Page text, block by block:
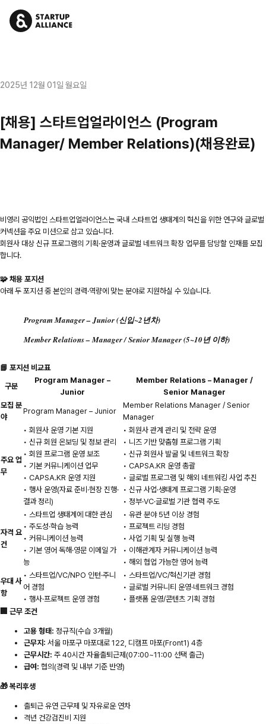
2025년 12월 01일 월요일
[채용] 스타트업얼라이언스 (Program
Manager/ Member Relations)(채용완료)
비영리 공익법인 스타트업얼라이언스는 국내 스타트업 생태계의 혁신을 위한 연구와 글로벌
커넥션을 주요 미션으로 삼고 있습니다.
회원사 대상 신규 프로그램의 기획·운영과 글로벌 네트워크 확장 업무를 담당할 인재를 모집
합니다.
🧩 채용 포지션
아래 두 포지션 중 본인의 경력·역량에 맞는 분야로 지원하실 수 있습니다.
Program Manager – Junior (신입~2년차)
Member Relations – Manager / Senior Manager (5~10년 이하)
📘 포지션 비교표
구분
Program Manager –
Junior
Member Relations – Manager /
Senior Manager
모집 분
야
Program Manager – Junior
Member Relations Manager / Senior
Manager
주요 업
무
• 회원사 운영 기본 지원
• 신규 회원 온보딩 및 정보 관리
• 회원 프로그램 운영 보조
• 기본 커뮤니케이션 업무
• CAPSA.KR 운영 지원
• 행사 운영(자료 준비·현장 진행·
결과 정리)
• 회원사 관계 관리 및 전략 운영
• 니즈 기반 맞춤형 프로그램 기획
• 신규 회원사 발굴 및 네트워크 확장
• CAPSA.KR 운영 총괄
• 글로벌 프로그램 및 해외 네트워킹 사업 추진
• 신규 사업·생태계 프로그램 기획·운영
• 정부·VC·글로벌 기관 협력 주도
자격 요
건
• 스타트업 생태계에 대한 관심
• 주도성·학습 능력
• 커뮤니케이션 능력
• 기본 영어 독해·영문 이메일 가
능
• 유관 분야 5년 이상 경험
• 프로젝트 리딩 경험
• 사업 기획 및 실행 능력
• 이해관계자 커뮤니케이션 능력
• 해외 협업 가능한 영어 능력
우대 사
항
• 스타트업/VC/NPO 인턴·주니
어 경험
• 행사·프로젝트 운영 경험
• 스타트업/VC/혁신기관 경험
• 글로벌 커뮤니티 운영·네트워크 경험
• 플랫폼 운영/콘텐츠 기획 경험
🏢 근무 조건
고용 형태: 정규직(수습 3개월)
근무지: 서울 마포구 마포대로 122, 디캠프 마포(Front1) 4층
근무시간: 주 40시간 자율출퇴근제(07:00~11:00 선택 출근)
급여: 협의(경력 및 내부 기준 반영)
🎁 복리후생
출퇴근 유연 근무제 및 자유로운 연차
격년 건강검진비 지원